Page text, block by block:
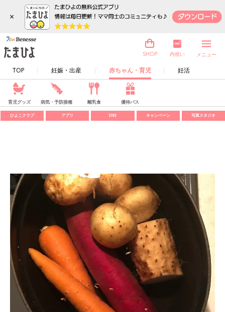
×
TOP 妊娠・出産 赤ちゃん・育児 妊活
SHOP 内祝い メニュー
育児グッズ 病気・予防接種 離乳食 優待パス
ひよこクラブ アプリ SNS キャンペーン 写真スタジオ